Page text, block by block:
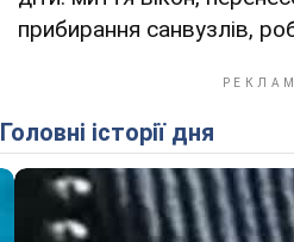
прибирання санвузлів,
Головні історії дня